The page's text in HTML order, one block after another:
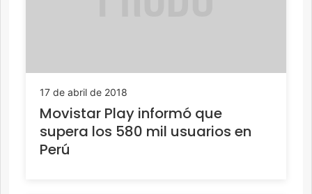
17 de abril de 2018
Movistar Play informó que
supera los 580 mil usuarios en
Perú